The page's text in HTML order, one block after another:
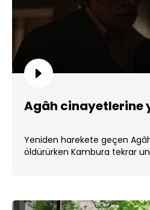
Agâh cinayetlerine
Yeniden harekete geçen
öldürürken Kambura tekrar